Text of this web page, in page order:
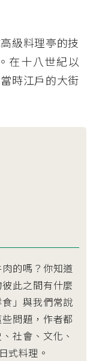
級料理亭的技
在十八世紀以
時江戶的大街
的嗎？你知道
此之間有什麼
」與我們常說
問題，作者都
社會、文化、
式料理。